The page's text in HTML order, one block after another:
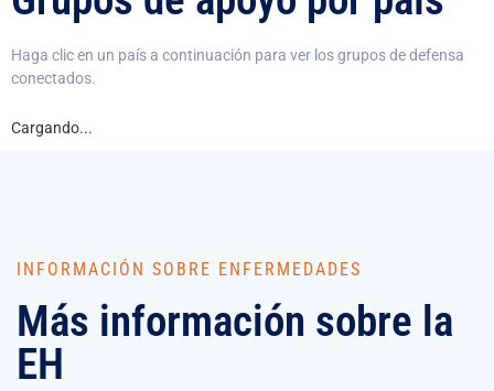
Haga clic en un país a continuación para ver los grupos de defensa
conectados.
Cargando...
INFORMACIÓN SOBRE ENFERMEDADES
Más información sobre la
EH